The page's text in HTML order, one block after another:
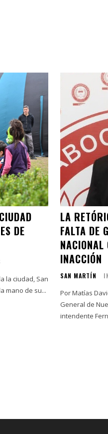
DE
la ciudad, San
mano de su...
LA
FALTA DE
INACCIÓN
SAN MARTÍN
Por Matías
General de Nueva
intendente